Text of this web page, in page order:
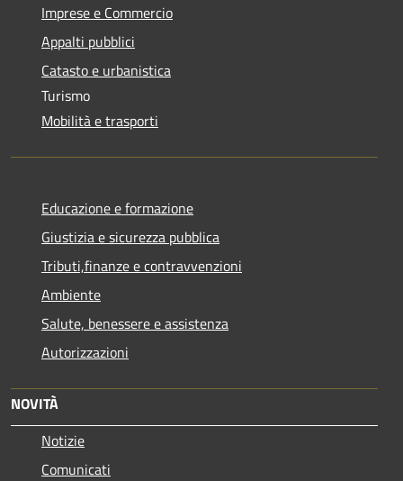
Imprese e Commercio
Appalti pubblici
Catasto e urbanistica
Turismo
Mobilità e trasporti
Educazione e formazione
Giustizia e sicurezza pubblica
Tributi,finanze e contravvenzioni
Ambiente
Salute, benessere e assistenza
Autorizzazioni
NOVITÀ
Notizie
Comunicati